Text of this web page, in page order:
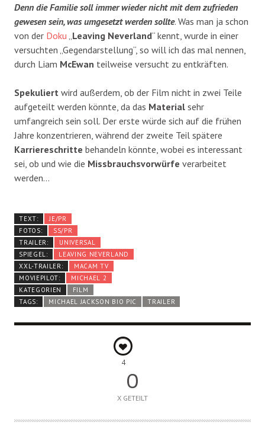
Denn die Familie soll immer wieder nicht mit dem zufrieden
gewesen sein, was umgesetzt werden sollte. Was man ja schon
von der Doku Leaving Neverland“ kennt, wurde in einer
versuchten „Gegendarstellung“, so will ich das mal nennen,
durch Liam McEwan teilweise versucht zu entkräften.
Spekuliert wird außerdem, ob der Film nicht in zwei Teile
aufgeteilt werden könnte, da das Material sehr
umfangreich sein soll. Der erste würde sich auf die frühen
Jahre konzentrieren, während der zweite Teil spätere
Karriereschritte behandeln könnte, wobei es interessant
sei, ob und wie die Missbrauchsvorwürfe verarbeitet
werden…
TEXT:
JE/PR
FOTOS:
SS/PR
TRAILER:
UNIVERSAL
SPIEGEL:
LEAVING NEVERLAND
XXL-TRAILER:
MACAM TV
MOVIEPILOT:
MICHAEL 2
KATEGORIEN
FILM
TAGS:
MICHAEL JACKSON BIO PIC TRAILER
4
0
X GETEILT